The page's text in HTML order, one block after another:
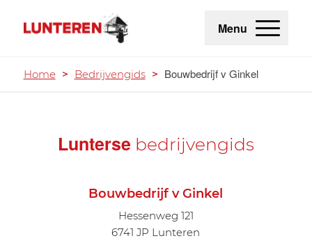
Menu
Home > Bedrijvengids > Bouwbedrijf v Ginkel
Lunterse bedrijvengids
Bouwbedrijf v Ginkel
Hessenweg 121
6741 JP Lunteren